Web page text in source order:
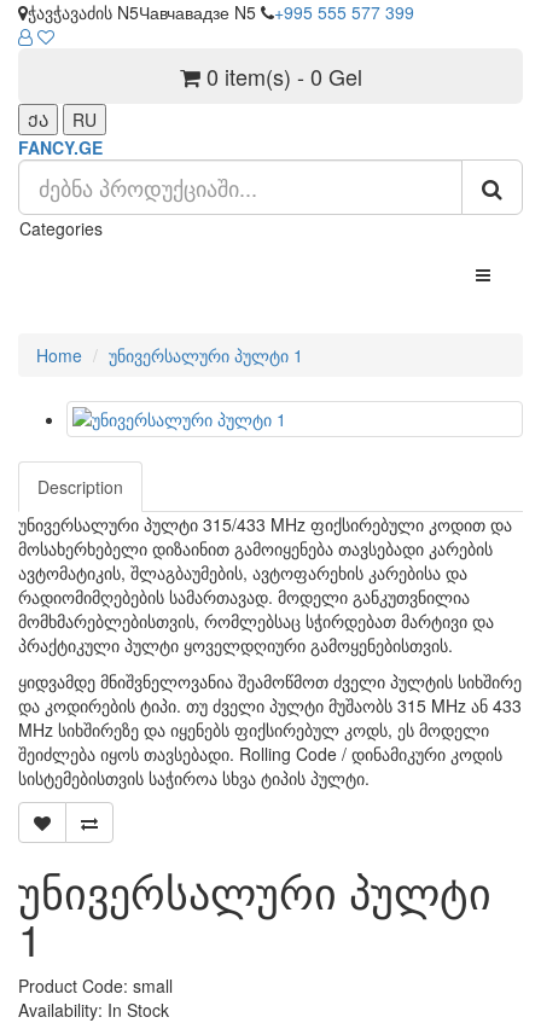
ჭავჭავაძის N5Чавчавадзе N5 +995 555 577 399
0 item(s) - 0 Gel
ᲥᲐ
RU
FANCY.GE
Categories
Home უნივერსალური პულტი 1
Description
უნივერსალური პულტი 315/433 MHz ფიქსირებული კოდით და
მოსახერხებელი დიზაინით გამოიყენება თავსებადი კარების
ავტომატიკის, შლაგბაუმების, ავტოფარეხის კარებისა და
რადიომიმღებების სამართავად. მოდელი განკუთვნილია
მომხმარებლებისთვის, რომლებსაც სჭირდებათ მარტივი და
პრაქტიკული პულტი ყოველდღიური გამოყენებისთვის.
ყიდვამდე მნიშვნელოვანია შეამოწმოთ ძველი პულტის სიხშირე
და კოდირების ტიპი. თუ ძველი პულტი მუშაობს 315 MHz ან 433
MHz სიხშირეზე და იყენებს ფიქსირებულ კოდს, ეს მოდელი
შეიძლება იყოს თავსებადი. Rolling Code / დინამიკური კოდის
სისტემებისთვის საჭიროა სხვა ტიპის პულტი.
უნივერსალური პულტი
1
Product Code: small
Availability: In Stock